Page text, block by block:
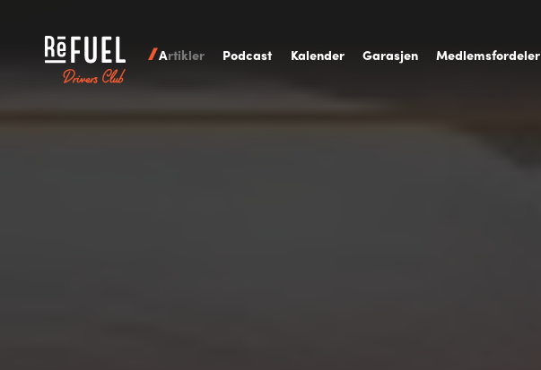
Artikler Podcast Kalender Garasjen Medlemsfordeler